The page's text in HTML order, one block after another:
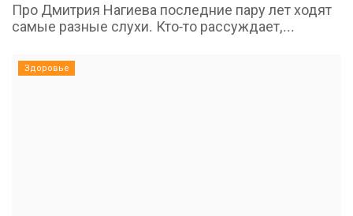
Про Дмитрия Нагиева последние пару лет ходят
самые разные слухи. Кто-то рассуждает,...
Здоровье